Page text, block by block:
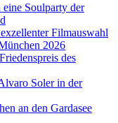
eine Soulparty der
Filmauswahl
2026
des
Soler in der
an den Gardasee